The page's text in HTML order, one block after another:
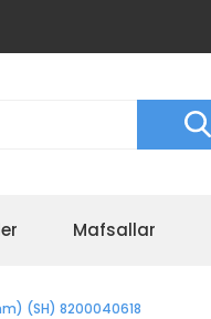
Mafsallar
(SH) 8200040618